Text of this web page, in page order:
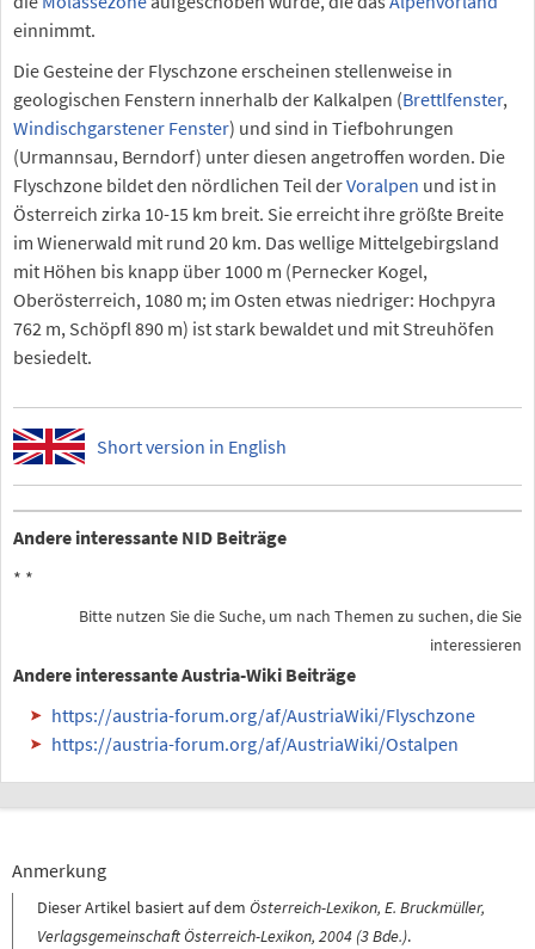
einnimmt.
Die Gesteine der Flyschzone erscheinen stellenweise in
geologischen Fenstern innerhalb der Kalkalpen (Brettlfenster,
Windischgarstener Fenster) und sind in Tiefbohrungen
(Urmannsau, Berndorf) unter diesen angetroffen worden. Die
Flyschzone bildet den nördlichen Teil derVoralpen und ist in
Österreich zirka 10-15 km breit. Sie erreicht ihre größte Breite
im Wienerwald mit rund 20 km. Das wellige Mittelgebirgsland
mit Höhen bis knapp über 1000 m (Pernecker Kogel,
Oberösterreich, 1080 m; im Osten etwas niedriger: Hochpyra
762 m, Schöpfl 890 m) ist stark bewaldet und mit Streuhöfen
besiedelt.
Short version in English
Andere interessante NID Beiträge
* *
Bitte nutzen Sie die Suche, um nach Themen zu suchen, die Sie
interessieren
Andere interessante Austria-Wiki Beiträge
https://austria-forum.org/af/AustriaWiki/Flyschzone
https://austria-forum.org/af/AustriaWiki/Ostalpen
Anmerkung
Dieser Artikel basiert auf dem Österreich-Lexikon, E. Bruckmüller,
Verlagsgemeinschaft Österreich-Lexikon, 2004 (3 Bde.).